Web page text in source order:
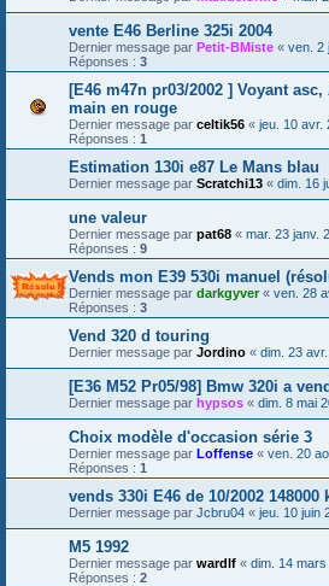
vente E46 Berline 325i 2004
Dernier message par Petit-BMiste « ven. 2
Réponses : 3
[E46 m47n pr03/2002 ] Voyant
main en rouge
Dernier message par celtik56 « jeu. 10 avr.
Réponses : 1
Estimation 130i e87 Le Mans blau
Dernier message par Scratchi13 « dim. 16
une valeur
Dernier message par pat68 « mar. 23 janv.
Réponses : 9
Vends mon E39 530i manuel
Dernier message par darkgyver« ven. 28
Réponses : 3
Vend 320 d touring
Dernier message par Jordino « dim. 23
[E36 M52 Pr05/98] Bmw 320i a
Dernier message par hypsos « dim. 8 mai
Choix modèle d'occasion série 3
Dernier message par Loffense « ven. 20
Réponses : 1
vends 330i E46 de 10/2002 148000
Dernier message par Jcbru04 « jeu. 10 juin
M5 1992
Dernier message par wardlf « dim. 14
Réponses : 2